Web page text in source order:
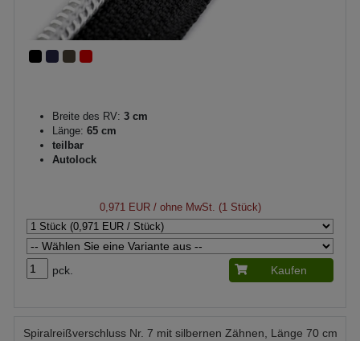
Breite des RV: 3 cm
Länge: 65 cm
teilbar
Autolock
0,971 EUR/ ohne MwSt. (1 Stück)
pck. Kaufen
Spiralreißverschluss Nr. 7 mit silbernen Zähnen, Länge 70 cm